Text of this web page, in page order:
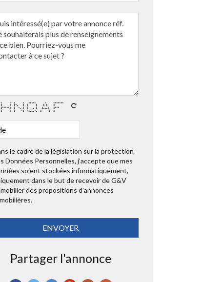
* * * * ***** * *******
* * ** * * * * * *
* * * * * * * * *
******* * * * * * * * ****
* * * * * * ***** *
* * * ** * * * * *
* * * * **** * * * *
le cadre de la législation sur la protection
Données Personnelles, j’accepte que mes
soient stockées informatiquement,
dans le but de recevoir de G&V
des propositions d’annonces
Partager l'annonce